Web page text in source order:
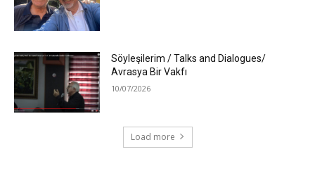
Söyleşilerim / Talks and Dialogues/
Avrasya Bir Vakfı
10/07/2026
Load more